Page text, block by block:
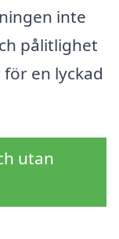
inte
pålitlighet
en lyckad
utan